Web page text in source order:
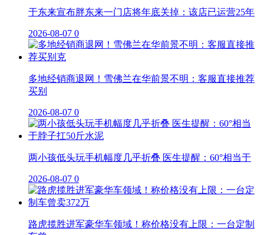
于东来宣布胖东来一门店将年底关掉：该店已运营25年
2026-08-07 0
多地经销商退网！雪佛兰在华前景不明：客服直接推荐
买别
2026-08-07 0
两小孩低头玩手机幅度几乎折叠 医生提醒：60°相当于
2026-08-07 0
路虎揽胜进军豪华车领域！称价格没有上限：一台定制